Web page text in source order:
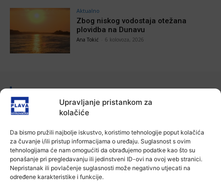
Upravljanje pristankom za
kolačiće
Da bismo pružili najbolje iskustvo, koristimo tehnologije poput kolačića
za čuvanje i/ili pristup informacijama o uređaju. Suglasnost s ovim
tehnologijama će nam omogućiti da obrađujemo podatke kao što su
ponašanje pri pregledavanju ili jedinstveni ID-ovi na ovoj web stranici.
Nepristanak ili povlačenje suglasnosti može negativno utjecati na
određene karakteristike i funkcije.
Aktualno
Zbog niskog vodostaja otežana
plovidba na Dunavu
Ana Tokić 6 kolovoza, 2026
Aktualno
stotu godišnjicu djelovanja
7 kolovoza, 2026
Aktualno
Za dva tjedna započinje još jedna